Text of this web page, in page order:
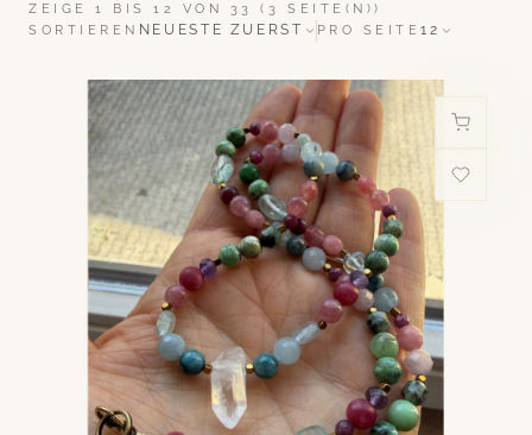
ZEIGE 1 BIS 12 VON 33 (3 SEITE(N))
SORTIEREN NEUESTE ZUERST PRO SEITE12